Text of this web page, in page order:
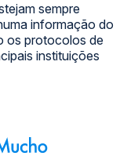
sempre
informação do
os protocolos de
instituições